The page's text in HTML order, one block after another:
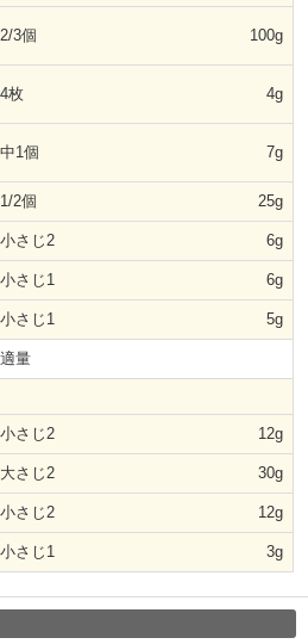
2/3個 100g
4枚 4g
中1個 7g
1/2個 25g
小さじ2 6g
小さじ1 6g
小さじ1 5g
適量
小さじ2 12g
大さじ2 30g
小さじ2 12g
小さじ1 3g